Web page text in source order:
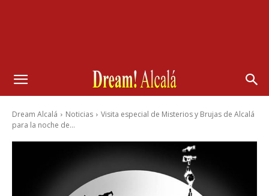
Dream Alcalá Noticias
Visita especial de Misterios y Brujas de Alcalá
para la noche de...